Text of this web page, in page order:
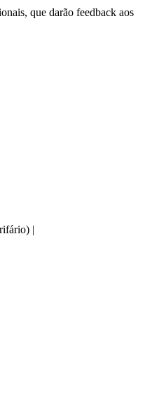
que darão feedback aos
|